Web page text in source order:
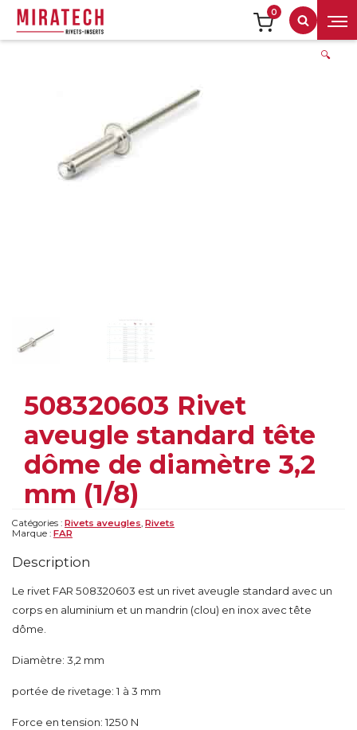
0
🔍
508320603 Rivet
aveugle standard tête
dôme de diamètre 3,2
mm (1/8)
Catégories : Rivets aveugles, Rivets
Marque : FAR
Description
Le rivet FAR 508320603 est un rivet aveugle standard avec un
corps en aluminium et un mandrin (clou) en inox avec tête
dôme.
Diamètre: 3,2 mm
portée de rivetage: 1 à 3 mm
Force en tension: 1250 N